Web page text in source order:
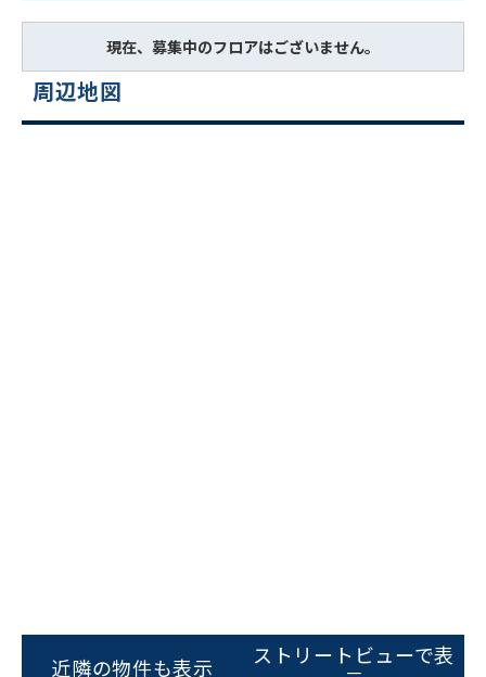
現在、募集中のフロアはございません。
ビルコード： 172272
周辺地図
近隣の物件も表示
ストリートビューで表